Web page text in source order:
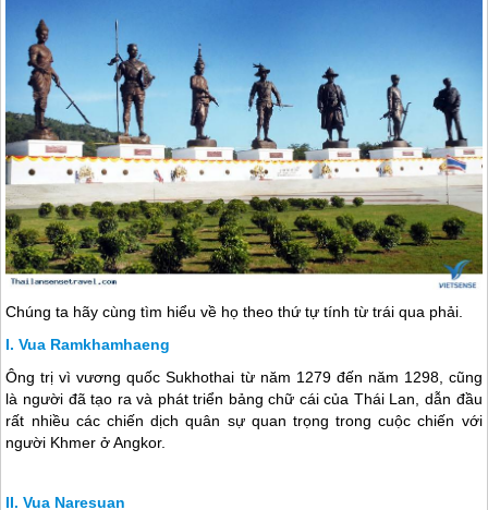
Chúng ta hãy cùng tìm hiểu về họ theo thứ tự tính từ trái qua phải.
Vua Ramkhamhaeng
Ông trị vì vương quốc Sukhothai từ năm 1279 đến năm 1298, cũng
là người đã tạo ra và phát triển bảng chữ cái của Thái Lan, dẫn đầu
rất nhiều các chiến dịch quân sự quan trọng trong cuộc chiến với
người Khmer ở Angkor.
Vua Naresuan